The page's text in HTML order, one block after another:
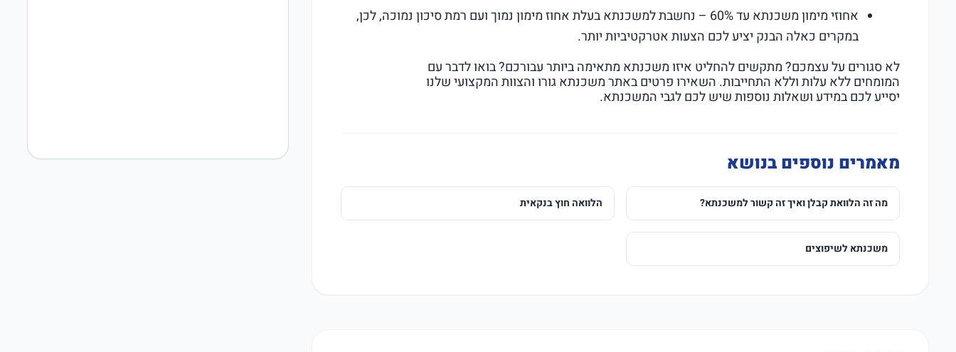
אחוזי מימון משכנתא עד 60% – נחשבת למשכנתא בעלת אחוז מימון נמוך ועם רמת סיכון נמוכה, לכן,
במקרים כאלה הבנק יציע לכם הצעות אטרקטיביות יותר.
לא סגורים על עצמכם? מתקשים להחליט איזו משכנתא מתאימה ביותר עבורכם? בואו לדבר עם
המומחים ללא עלות וללא התחייבות. השאירו פרטים באתר משכנתא גורו והצוות המקצועי שלנו
יסייע לכם במידע ושאלות נוספות שיש לכם לגבי המשכנתא.
מאמרים נוספים בנושא
מה זה הלוואת קבלן ואיך זה קשור למשכנתא? הלוואה חוץ בנקאית
משכנתא לשיפוצים